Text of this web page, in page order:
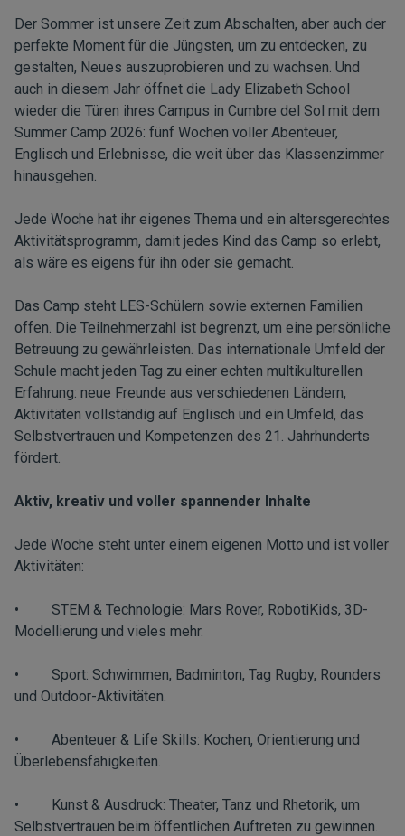
Der Sommer ist unsere Zeit zum Abschalten, aber auch der
perfekte Moment für die Jüngsten, um zu entdecken, zu
gestalten, Neues auszuprobieren und zu wachsen. Und
auch in diesem Jahr öffnet die Lady Elizabeth School
wieder die Türen ihres Campus in Cumbre del Sol mit dem
Summer Camp 2026: fünf Wochen voller Abenteuer,
Englisch und Erlebnisse, die weit über das Klassenzimmer
hinausgehen.
Jede Woche hat ihr eigenes Thema und ein altersgerechtes
Aktivitätsprogramm, damit jedes Kind das Camp so erlebt,
als wäre es eigens für ihn oder sie gemacht.
Das Camp steht LES-Schülern sowie externen Familien
offen. Die Teilnehmerzahl ist begrenzt, um eine persönliche
Betreuung zu gewährleisten. Das internationale Umfeld der
Schule macht jeden Tag zu einer echten multikulturellen
Erfahrung: neue Freunde aus verschiedenen Ländern,
Aktivitäten vollständig auf Englisch und ein Umfeld, das
Selbstvertrauen und Kompetenzen des 21. Jahrhunderts
fördert.
Aktiv, kreativ und voller spannender Inhalte
Jede Woche steht unter einem eigenen Motto und ist voller
Aktivitäten:
• STEM & Technologie: Mars Rover, RobotiKids, 3D-
Modellierung und vieles mehr.
• Sport: Schwimmen, Badminton, Tag Rugby, Rounders
und Outdoor-Aktivitäten.
• Abenteuer & Life Skills: Kochen, Orientierung und
Überlebensfähigkeiten.
• Kunst & Ausdruck: Theater, Tanz und Rhetorik, um
Selbstvertrauen beim öffentlichen Auftreten zu gewinnen.